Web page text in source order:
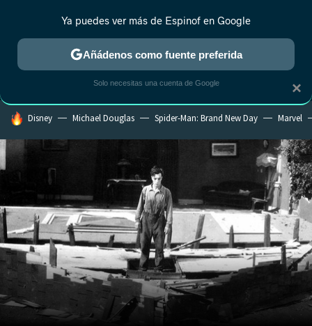
MENÚ NUEVO
ESTRENOS REALITY ANIME RANKINGS CINE
HOY SE HABLA DE
Disney Michael Douglas Spider-Man: Brand New Day Marvel
×
Ya puedes ver más de Espinof en Google
Añádenos como fuente preferida
Solo necesitas una cuenta de Google